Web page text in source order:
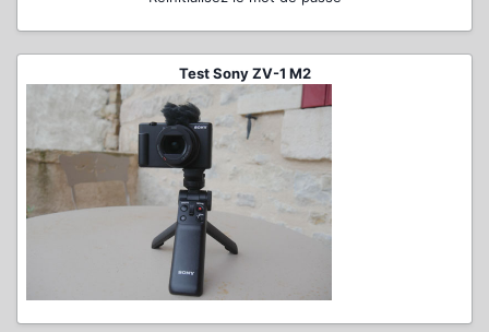
Test Sony ZV-1 M2